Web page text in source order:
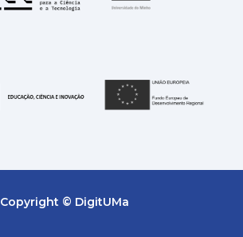
República Portuguesa
Copyright © DigitUMa